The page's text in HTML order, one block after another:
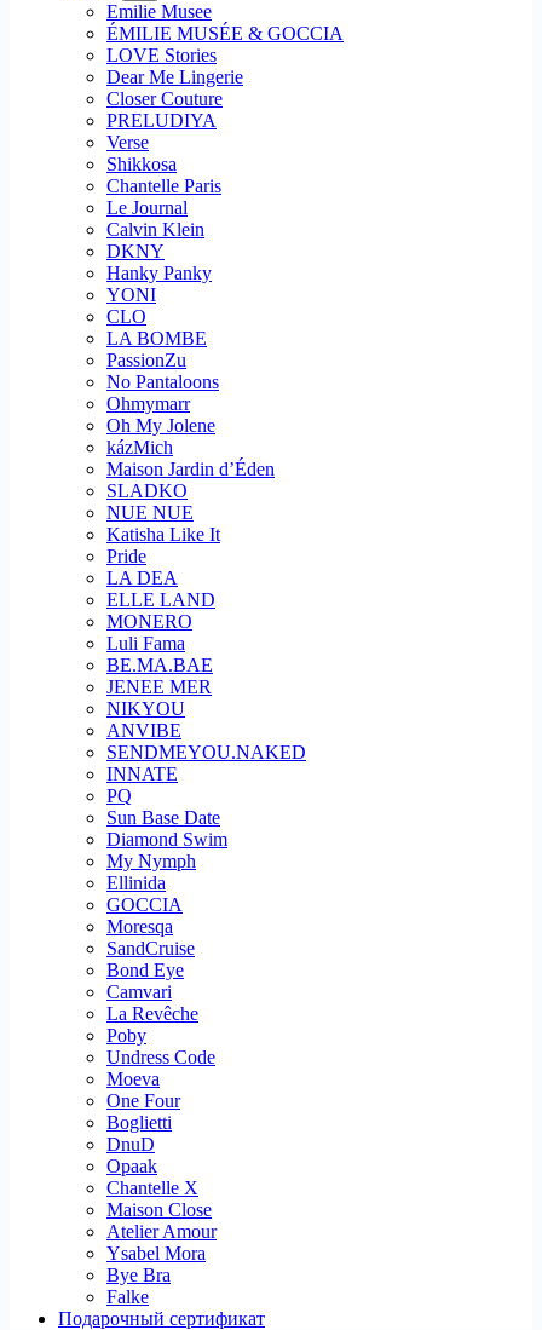
Emilie Musee
ÉMILIE MUSÉE & GOCCIA
LOVE Stories
Dear Me Lingerie
Closer Couture
PRELUDIYA
Verse
Shikkosa
Chantelle Paris
Le Journal
Calvin Klein
DKNY
Hanky Panky
YONI
CLO
LA BOMBE
PassionZu
No Pantaloons
Ohmymarr
Oh My Jolene
kázMich
Maison Jardin d’Éden
SLADKO
NUE NUE
Katisha Like It
Pride
LA DEA
ELLE LAND
MONERO
Luli Fama
BE.MA.BAE
JENEE MER
NIKYOU
ANVIBE
SENDMEYOU.NAKED
INNATE
PQ
Sun Base Date
Diamond Swim
My Nymph
Ellinida
GOCCIA
Moresqa
SandCruise
Bond Eye
Camvari
La Revêche
Poby
Undress Code
Moeva
One Four
Boglietti
DnuD
Opaak
Chantelle X
Maison Close
Atelier Amour
Ysabel Mora
Bye Bra
Falke
Подарочный сертификат